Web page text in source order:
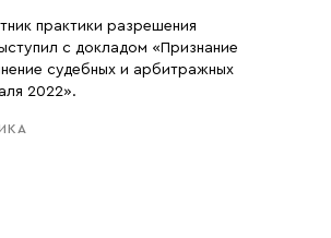
практики разрешения
с докладом «Признание
судебных и арбитражных
2022».